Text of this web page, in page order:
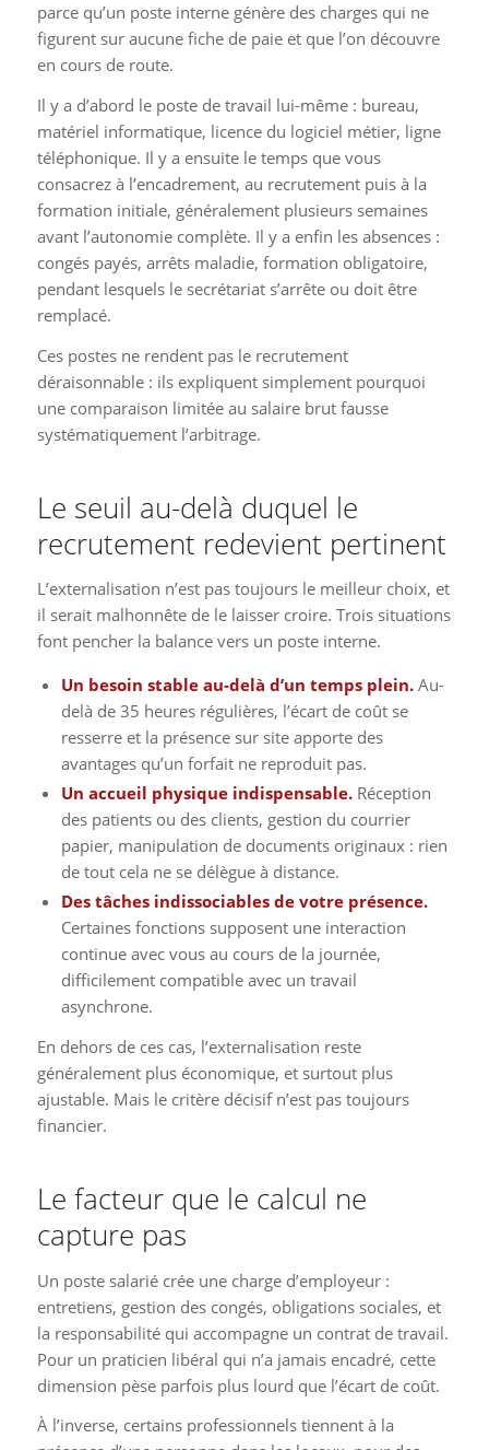
parce qu’un poste interne génère des charges qui ne
figurent sur aucune fiche de paie et que l’on découvre
en cours de route.
Il y a d’abord le poste de travail lui-même : bureau,
matériel informatique, licence du logiciel métier, ligne
téléphonique. Il y a ensuite le temps que vous
consacrez à l’encadrement, au recrutement puis à la
formation initiale, généralement plusieurs semaines
avant l’autonomie complète. Il y a enfin les absences :
congés payés, arrêts maladie, formation obligatoire,
pendant lesquels le secrétariat s’arrête ou doit être
remplacé.
Ces postes ne rendent pas le recrutement
déraisonnable : ils expliquent simplement pourquoi
une comparaison limitée au salaire brut fausse
systématiquement l’arbitrage.
Le seuil au-delà duquel le
recrutement redevient pertinent
L’externalisation n’est pas toujours le meilleur choix, et
il serait malhonnête de le laisser croire. Trois situations
font pencher la balance vers un poste interne.
Un besoin stable au-delà d’un temps plein.Au-
delà de 35 heures régulières, l’écart de coût se
resserre et la présence sur site apporte des
avantages qu’un forfait ne reproduit pas.
Un accueil physique indispensable.Réception
des patients ou des clients, gestion du courrier
papier, manipulation de documents originaux : rien
de tout cela ne se délègue à distance.
Des tâches indissociables de votre présence.
Certaines fonctions supposent une interaction
continue avec vous au cours de la journée,
difficilement compatible avec un travail
asynchrone.
En dehors de ces cas, l’externalisation reste
généralement plus économique, et surtout plus
ajustable. Mais le critère décisif n’est pas toujours
financier.
Le facteur que le calcul ne
capture pas
Un poste salarié crée une charge d’employeur :
entretiens, gestion des congés, obligations sociales, et
la responsabilité qui accompagne un contrat de travail.
Pour un praticien libéral qui n’a jamais encadré, cette
dimension pèse parfois plus lourd que l’écart de coût.
À l’inverse, certains professionnels tiennent à la